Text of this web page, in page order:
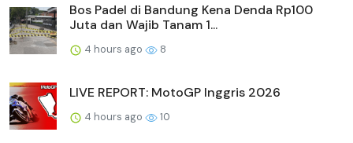
Bos Padel di Bandung Kena Denda Rp100
Juta dan Wajib Tanam 1...
4 hours ago 8
LIVE REPORT: MotoGP Inggris 2026
4 hours ago 10